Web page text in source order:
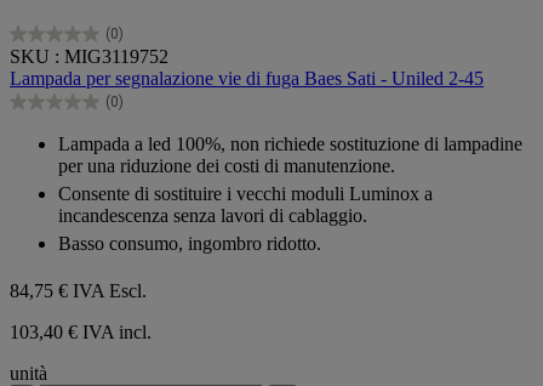
(0)
0.0
su
5
stelle.
SKU : MIG3119752
Lampada per segnalazione vie di fuga Baes Sati - Uniled 2-45
(0)
0.0
Lampada a led 100%, non richiede sostituzione di lampadine
per una riduzione dei costi di manutenzione.
Consente di sostituire i vecchi moduli Luminox a
incandescenza senza lavori di cablaggio.
Basso consumo, ingombro ridotto.
84,75 € IVA Escl.
103,40 € IVA incl.
unità